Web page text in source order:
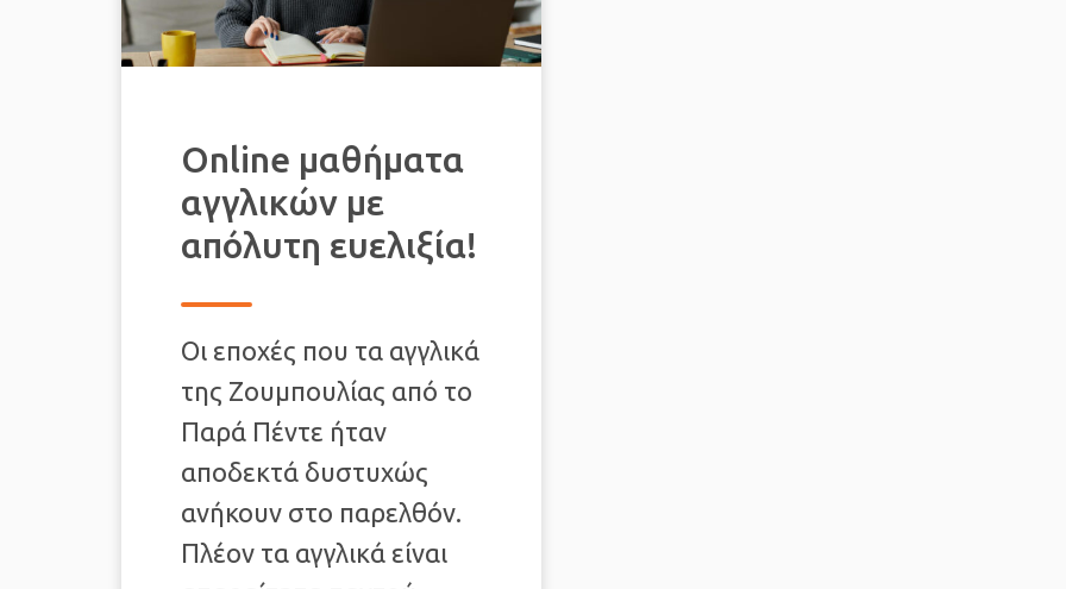
Online μαθήματα
αγγλικών με
απόλυτη ευελιξία!
Οι εποχές που τα αγγλικά
της Ζουμπουλίας από το
Παρά Πέντε ήταν
αποδεκτά δυστυχώς
ανήκουν στο παρελθόν.
Πλέον τα αγγλικά είναι